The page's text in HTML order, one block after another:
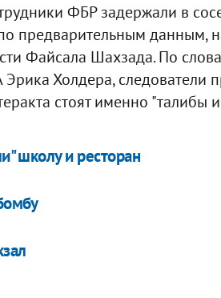
ФБР задержали в
предварительным данным,
Файсала Шахзада. По
Холдера, следователи
стоят именно "талибы
школу и ресторан